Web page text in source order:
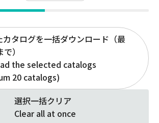
カタログを一括ダウンロード（最
）
the selected catalogs
20 catalogs)
選択一括クリア
Clear all at once